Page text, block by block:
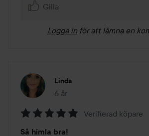
Gilla
Logga in för att lämna en
Linda
6 år
Inlägget skapades 6 år
Verifierad köpare
Så himla bra!